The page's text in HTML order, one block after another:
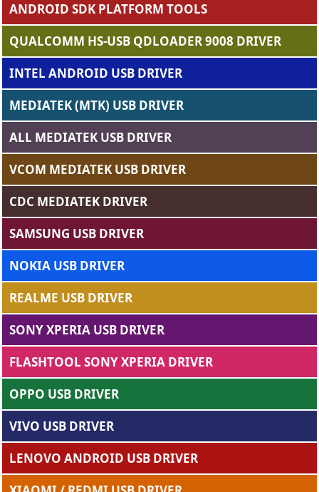
ANDROID SDK PLATFORM TOOLS
QUALCOMM HS-USB QDLOADER 9008 DRIVER
INTEL ANDROID USB DRIVER
MEDIATEK (MTK) USB DRIVER
ALL MEDIATEK USB DRIVER
VCOM MEDIATEK USB DRIVER
CDC MEDIATEK DRIVER
SAMSUNG USB DRIVER
NOKIA USB DRIVER
REALME USB DRIVER
SONY XPERIA USB DRIVER
FLASHTOOL SONY XPERIA DRIVER
OPPO USB DRIVER
VIVO USB DRIVER
LENOVO ANDROID USB DRIVER